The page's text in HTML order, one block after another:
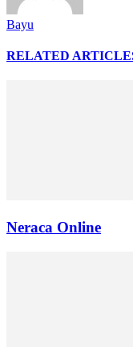
Bayu
RELATED
Neraca Online